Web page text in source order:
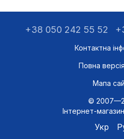
+38 050 242 55 52
Контактна
Повна
Мапа
©
Інтернет-
Укр